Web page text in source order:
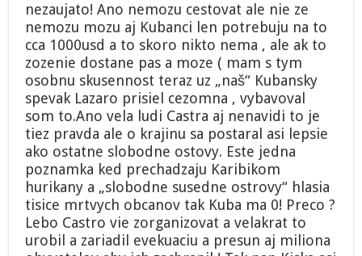
nezaujato! Ano nemozu cestovat ale nie ze
nemozu mozu aj Kubanci len potrebuju na to
cca 1000usd a to skoro nikto nema , ale ak to
zozenie dostane pas a moze ( mam s tym
osobnu skusennost teraz uz „naš“ Kubansky
spevak Lazaro prisiel cezomna , vybavoval
som to.Ano vela ludi Castra aj nenavidi to je
tiez pravda ale o krajinu sa postaral asi lepsie
ako ostatne slobodne ostovy. Este jedna
poznamka ked prechadzaju Karibikom
hurikany a „slobodne susedne ostrovy“ hlasia
tisice mrtvych obcanov tak Kuba ma 0! Preco ?
Lebo Castro vie zorganizovat a velakrat to
urobil a zariadil evekuaciu a presun aj miliona